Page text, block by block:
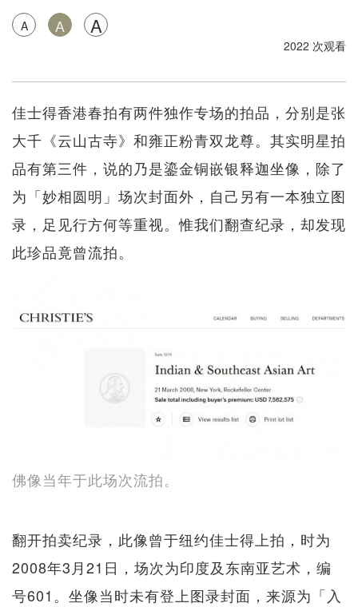
A A A
2022 次观看
佳士得香港春拍有两件独作专场的拍品，分别是张
大千《云山古寺》和雍正粉青双龙尊。其实明星拍
品有第三件，说的乃是鎏金铜嵌银释迦坐像，除了
为「妙相圆明」场次封面外，自己另有一本独立图
录，足见行方何等重视。惟我们翻查纪录，却发现
此珍品竟曾流拍。
佛像当年于此场次流拍。
翻开拍卖纪录，此像曾于纽约佳士得上拍，时为
2008年3月21日，场次为印度及东南亚艺术，编
号601。坐像当时未有登上图录封面，来源为「入